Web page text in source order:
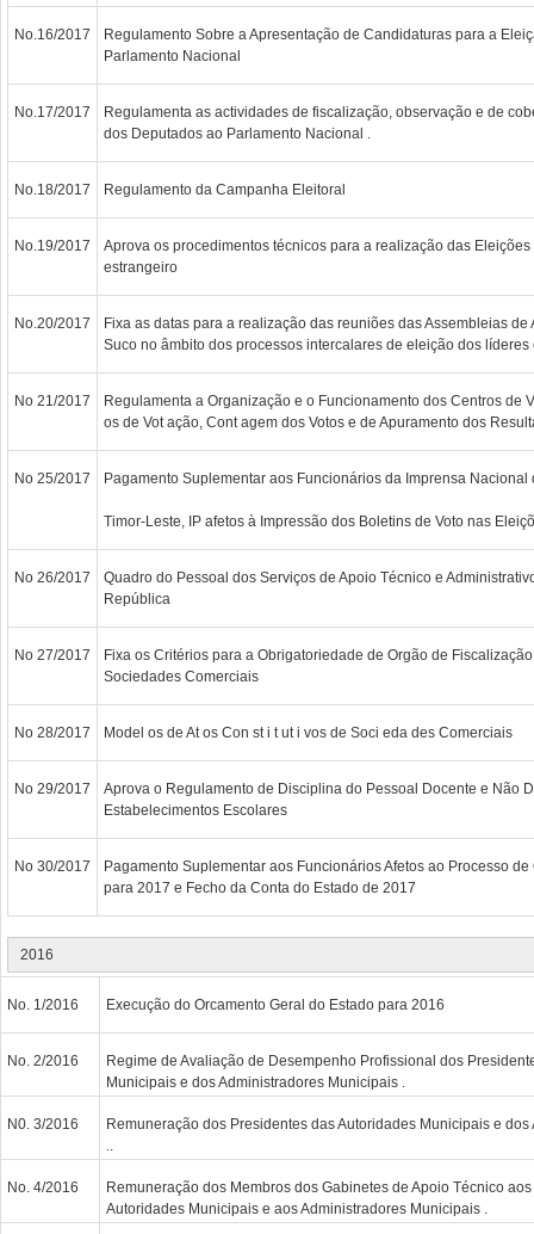
No.16/2017
Regulamento Sobre a Apresentação de Candidaturas para a
Parlamento Nacional
No.17/2017
Regulamenta as actividades de fiscalização, observação e de
dos Deputados ao Parlamento Nacional .
No.18/2017 Regulamento da Campanha Eleitoral
No.19/2017
Aprova os procedimentos técnicos para a realização das
estrangeiro
No.20/2017
Fixa as datas para a realização das reuniões das Assembleias
Suco no âmbito dos processos intercalares de eleição dos líderes
No 21/2017
Regulamenta a Organização e o Funcionamento dos Centros de
os de Vot ação, Cont agem dos Votos e de Apuramento dos
No 25/2017 Pagamento Suplementar aos Funcionários da Imprensa Nacional
Timor-Leste, IP afetos à Impressão dos Boletins de Voto nas
No 26/2017
Quadro do Pessoal dos Serviços de Apoio Técnico e
República
No 27/2017
Fixa os Critérios para a Obrigatoriedade de Orgão de
Sociedades Comerciais
No 28/2017 Model os de At os Con st i t ut i vos de Soci eda des Comerciais
No 29/2017
Aprova o Regulamento de Disciplina do Pessoal Docente e Não
Estabelecimentos Escolares
No 30/2017
Pagamento Suplementar aos Funcionários Afetos ao Processo
para 2017 e Fecho da Conta do Estado de 2017
2016
No. 1/2016 Execução do Orcamento Geral do Estado para 2016
No. 2/2016
Regime de Avaliação de Desempenho Profissional dos
Municipais e dos Administradores Municipais .
N0. 3/2016
Remuneração dos Presidentes das Autoridades Municipais e
No. 4/2016
Remuneração dos Membros dos Gabinetes de Apoio Técnico
Autoridades Municipais e aos Administradores Municipais .